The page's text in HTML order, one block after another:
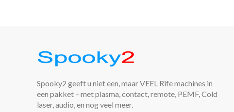
Spooky2 geeft u niet een, maar VEEL Rife machines in
een pakket – met plasma, contact, remote, PEMF, Cold
laser, audio, en nog veel meer.